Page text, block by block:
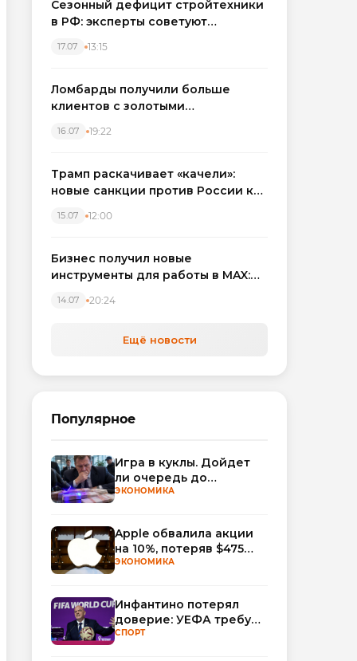
Сезонный дефицит стройтехники
в РФ: эксперты советуют
17.07 13:15
Ломбарды получили больше
клиентов с золотыми
вырос на фоне подорожания
16.07 19:22
Трамп раскачивает «качели»:
новые санкции против России как
15.07 12:00
Бизнес получил новые
инструменты для работы в MAX:
автоматизируют обработку
14.07 20:24
Ещё новости
Популярное
Игра в куклы. Дойдет
ли очередь до
Миллера?
ЭКОНОМИКА
Apple обвалила акции
на 10%, потеряв $475
млрд капитализации
ЭКОНОМИКА
Инфантино потерял
доверие: УЕФА требует
смены руководства
СПОРТ